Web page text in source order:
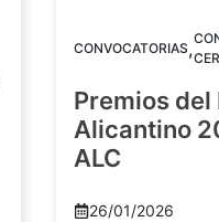
CONVOCATORIAS,
Premios
Alicantino
ALC
26/01/2026